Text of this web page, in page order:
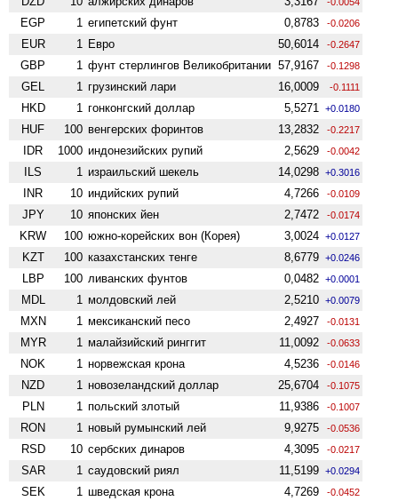
EGP 1 египетский фунт 0,8783 -0.0206
EUR 1 Евро 50,6014 -0.2647
GBP 1 фунт стерлингов Велико­британии 57,9167 -0.1298
GEL 1 грузинский лари 16,0009 -0.1111
HKD 1 гонконгский доллар 5,5271 +0.0180
HUF 100 венгерских форинтов 13,2832 -0.2217
IDR 1000 индонезийских рупий 2,5629 -0.0042
ILS 1 израильский шекель 14,0298 +0.3016
INR 10 индийских рупий 4,7266 -0.0109
JPY 10 японских йен 2,7472 -0.0174
KRW 100 южно-корейских вон (Корея) 3,0024 +0.0127
KZT 100 казахстанских тенге 8,6779 +0.0246
LBP 100 ливанских фунтов 0,0482 +0.0001
MDL 1 молдовский лей 2,5210 +0.0079
MXN 1 мексиканский песо 2,4927 -0.0131
MYR 1 малайзийский ринггит 11,0092 -0.0633
NOK 1 норвежская крона 4,5236 -0.0146
NZD 1 ново­зеландский доллар 25,6704 -0.1075
PLN 1 польский злотый 11,9386 -0.1007
RON 1 новый румынский лей 9,9275 -0.0536
RSD 10 сербских динаров 4,3095 -0.0217
SAR 1 саудовский риял 11,5199 +0.0294
SEK 1 шведская крона 4,7269 -0.0452